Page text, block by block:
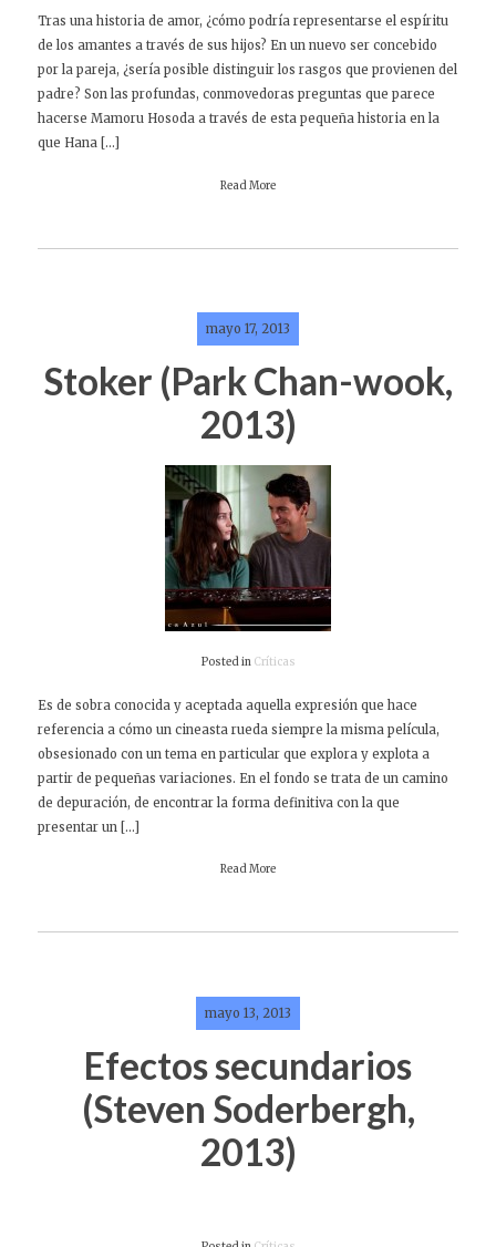
Tras una historia de amor, ¿cómo podría representarse el espíritu
de los amantes a través de sus hijos? En un nuevo ser concebido
por la pareja, ¿sería posible distinguir los rasgos que provienen del
padre? Son las profundas, conmovedoras preguntas que parece
hacerse Mamoru Hosoda a través de esta pequeña historia en la
que Hana […]
Read More
mayo 17, 2013
Stoker (Park Chan-wook,
2013)
Posted in Críticas
Es de sobra conocida y aceptada aquella expresión que hace
referencia a cómo un cineasta rueda siempre la misma película,
obsesionado con un tema en particular que explora y explota a
partir de pequeñas variaciones. En el fondo se trata de un camino
de depuración, de encontrar la forma definitiva con la que
presentar un […]
Read More
mayo 13, 2013
Efectos secundarios
(Steven Soderbergh,
2013)